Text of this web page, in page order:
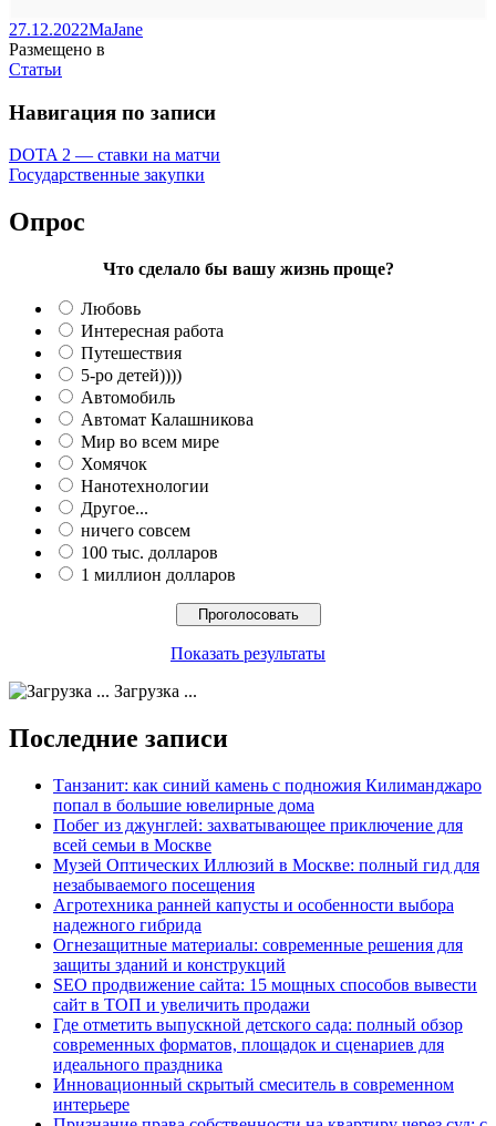
27.12.2022MaJane
Размещено в
Статьи
Навигация по записи
DOTA 2 — ставки на матчи
Государственные закупки
Опрос
Что сделало бы вашу жизнь проще?
Любовь
Интересная работа
Путешествия
5-ро детей))))
Автомобиль
Автомат Калашникова
Мир во всем мире
Хомячок
Нанотехнологии
Другое...
ничего совсем
100 тыс. долларов
1 миллион долларов
Показать результаты
Загрузка ...
Последние записи
Танзанит: как синий камень с подножия Килиманджаро
попал в большие ювелирные дома
Побег из джунглей: захватывающее приключение для
всей семьи в Москве
Музей Оптических Иллюзий в Москве: полный гид для
незабываемого посещения
Агротехника ранней капусты и особенности выбора
надежного гибрида
Огнезащитные материалы: современные решения для
защиты зданий и конструкций
SEO продвижение сайта: 15 мощных способов вывести
сайт в ТОП и увеличить продажи
Где отметить выпускной детского сада: полный обзор
современных форматов, площадок и сценариев для
идеального праздника
Инновационный скрытый смеситель в современном
интерьере